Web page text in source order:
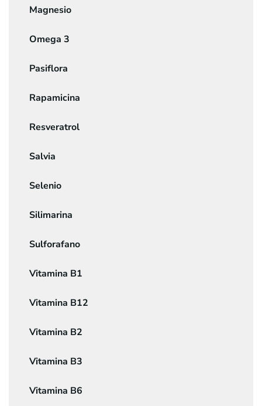
Magnesio
Omega 3
Pasiflora
Rapamicina
Resveratrol
Salvia
Selenio
Silimarina
Sulforafano
Vitamina B1
Vitamina B12
Vitamina B2
Vitamina B3
Vitamina B6